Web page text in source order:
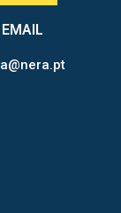
EMAIL